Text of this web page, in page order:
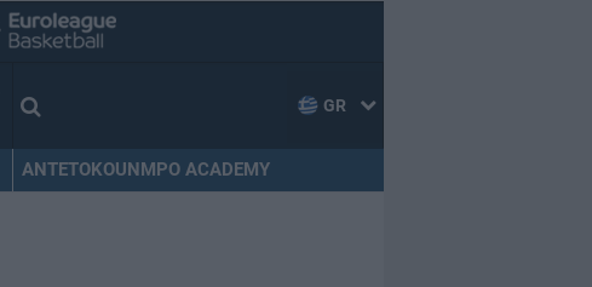
GR
ANTETOKOUNMPO ACADEMY